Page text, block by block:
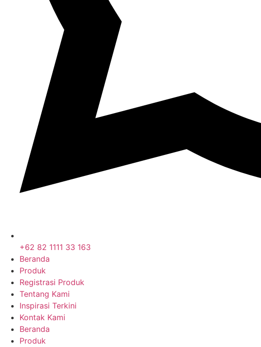
+62 82 1111 33 163
Beranda
Produk
Registrasi Produk
Tentang Kami
Inspirasi Terkini
Kontak Kami
Beranda
Produk